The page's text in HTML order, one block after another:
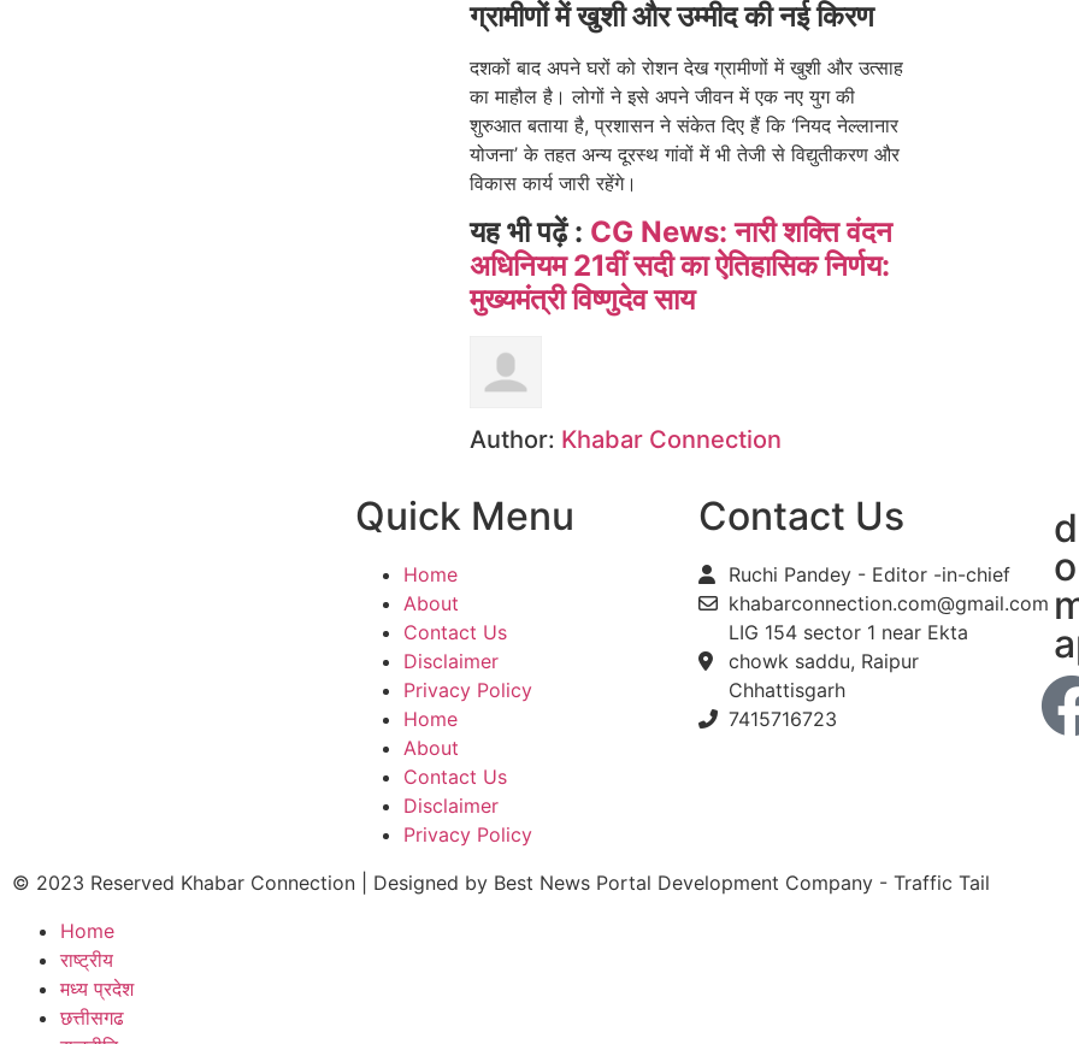
ग्रामीणों में खुशी और उम्मीद की नई किरण
दशकों बाद अपने घरों को रोशन देख ग्रामीणों में खुशी और उत्साह
का माहौल है। लोगों ने इसे अपने जीवन में एक नए युग की
शुरुआत बताया है, प्रशासन ने संकेत दिए हैं कि ‘नियद नेल्लानार
योजना’ के तहत अन्य दूरस्थ गांवों में भी तेजी से विद्युतीकरण और
विकास कार्य जारी रहेंगे।
यह भी पढ़ें : CG News: नारी शक्ति वंदन
अधिनियम 21वीं सदी का ऐतिहासिक निर्णय:
मुख्यमंत्री विष्णुदेव साय
Author: Khabar Connection
Quick Menu
Home
About
Contact Us
Disclaimer
Privacy Policy
Home
About
Contact Us
Disclaimer
Privacy Policy
Contact Us
Ruchi Pandey - Editor -in-chief
khabarconnection.com@gmail.com
LIG 154 sector 1 near Ekta
chowk saddu, Raipur
Chhattisgarh
7415716723
© 2023 Reserved Khabar Connection | Designed by Best News Portal Development Company - Traffic Tail
Home
राष्ट्रीय
मध्य प्रदेश
छत्तीसगढ